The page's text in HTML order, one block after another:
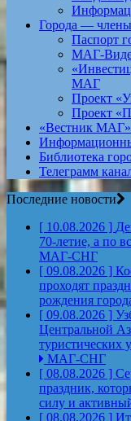
Города —
Паспорт
МАГ-
МАГ
Проект
Проект
«Вестник МАГ»
Библиотека
Телеграмм
Последние новости
[ 10.08.2026 ]
70‑летие, а по
МАГ-СНГ
[ 09.08.2026 ]
проходят
рождения
[ 09.08.2026 ]
Центральной
туристических
МАГ-СНГ
[ 08.08.2026 ]
праздник,
силу и
[ 08.08.2026 ]